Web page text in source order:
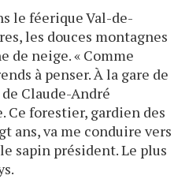
le féerique Val-de-
les douces montagnes
de neige. « Comme
à penser. À la gare de
Claude-André
Ce forestier, gardien des
ans, va me conduire vers
sapin président. Le plus